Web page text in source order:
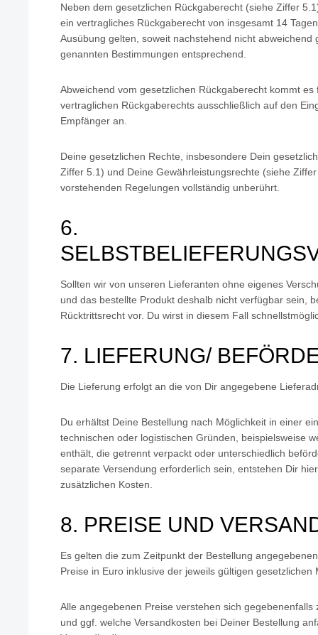
Neben dem gesetzlichen Rückgaberecht (siehe Ziffer
ein vertragliches Rückgaberecht von insgesamt 14
Ausübung gelten, soweit nachstehend nicht abweichend
genannten Bestimmungen entsprechend.
Abweichend vom gesetzlichen Rückgaberecht kommt
vertraglichen Rückgaberechts ausschließlich auf den
Empfänger an.
Deine gesetzlichen Rechte, insbesondere Dein
Ziffer 5.1) und Deine Gewährleistungsrechte (siehe
vorstehenden Regelungen vollständig unberührt.
6.
Sollten wir von unseren Lieferanten ohne eigenes
und das bestellte Produkt deshalb nicht verfügbar sein,
Rücktrittsrecht vor. Du wirst in diesem Fall
7. LIEFERUNG/
Die Lieferung erfolgt an die von Dir angegebene
Du erhältst Deine Bestellung nach Möglichkeit in einer
technischen oder logistischen Gründen, beispielsweise
enthält, die getrennt verpackt oder unterschiedlich
separate Versendung erforderlich sein, entstehen Dir
zusätzlichen Kosten.
8. PREISE UND
Es gelten die zum Zeitpunkt der Bestellung
Preise in Euro inklusive der jeweils gültigen gesetzlichen
Alle angegebenen Preise verstehen sich gegebenenfalls
und ggf. welche Versandkosten bei Deiner Bestellung